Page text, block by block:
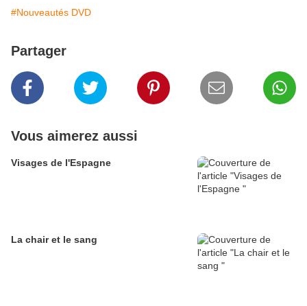
#Nouveautés DVD
Partager
Vous aimerez aussi
Visages de l'Espagne
La chair et le sang